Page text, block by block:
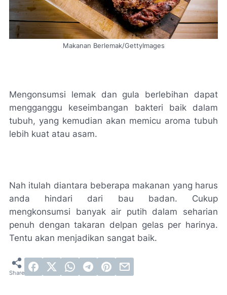
Makanan Berlemak/GettyImages
Mengonsumsi lemak dan gula berlebihan dapat
mengganggu keseimbangan bakteri baik dalam
tubuh, yang kemudian akan memicu aroma tubuh
lebih kuat atau asam.
Nah itulah diantara beberapa makanan yang harus
anda hindari dari bau badan. Cukup
mengkonsumsi banyak air putih dalam seharian
penuh dengan takaran delpan gelas per harinya.
Tentu akan menjadikan sangat baik.